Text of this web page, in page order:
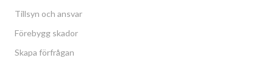
Tillsyn och ansvar
Förebygg skador
Skapa förfrågan